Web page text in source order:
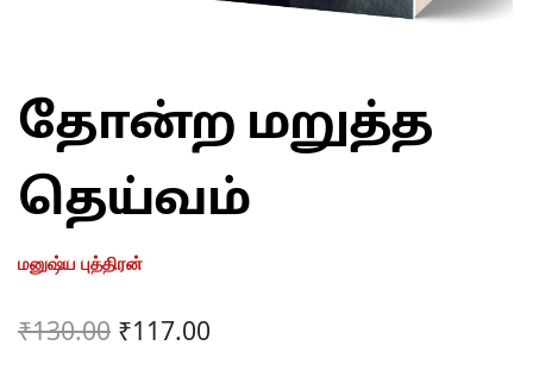
தோன்ற மறுத்த
தெய்வம்
மனுஷ்ய புத்திரன்
₹130.00 Original
₹117.00